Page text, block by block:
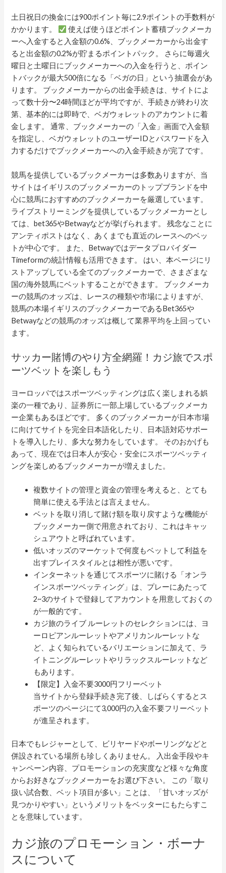
土日祝日の換金には900ポイント毎に2.9ポイントの手数料が
かかります。
使えば使うほどポイント蓄積ブックメーカ
ーへ入金すると入金額の0.6%、ブックメーカーから出金す
ると出金額の0.2%が貯まるポイントパック。 さらに毎週火
曜日と土曜日にブックメーカーへの入金を行うと、ポイン
トバックが最大500倍になる「ベガの日」という抽選会があ
ります。 ブックメーカーからの出金手続きは、サイトによ
って数十分〜24時間ほどが平均ですが、手続きが終わり次
第、基本的には即時で、ベガウォレットのアカウントに着
金します。 通常、ブックメーカーの「入金」画面で入金額
を指定し、ベガウォレットのユーザーIDとパスワードを入
力するだけでブックメーカーへの入金手続きが完了です。
競馬を提供しているブックメーカーは多数ありますが、当
サイトはイギリスのブックメーカーのトップブランドを中
心に競馬におすすめのブックメーカーを厳選しています。
ライブストリーミングを提供しているブックメーカーとし
ては、bet365やBetwayなどが挙げられます。 残念なことに
アンティポストはなく、あくまでも直近のレースへのベッ
トが中心です。 また、Betwayではデータプロバイダー
Timeformの統計情報も活用できます。 はい、本ページにリ
ストアップしている全てのブックメーカーで、さまざまな
国の海外競馬にベットすることができます。 ブックメーカ
ーの競馬のオッズは、レースの種類や市場によりますが、
競馬の本場イギリスのブックメーカーであるBet365や
Betwayなどの競馬のオッズは概して業界平均を上回ってい
ます。
サッカー賭博のやり方全網羅！カジ旅でスポ
ーツベットを楽しもう
ヨーロッパではスポーツベッティングは広く楽しまれる娯
楽の一種であり、証券所に一部上場しているブックメーカ
ー企業もあるほどです。 多くのブックメーカーが日本市場
に向けてサイトを完全日本語化したり、日本語対応サポー
トを導入したり、多大な努力をしています。 そのおかげも
あって、現在では日本人が安心・安全にスポーツベッティ
ングを楽しめるブックメーカーが増えました。
複数サイトの管理と資金の管理を考えると、とても
簡単に使える手法とは言えません。
ベットを取り消して賭け額を取り戻すような機能が
ブックメーカー側で用意されており、これはキャッ
シュアウトと呼ばれています。
低いオッズのマーケットで何度もベットして利益を
出すプレイスタイルとは相性が悪いです。
インターネットを通じてスポーツに賭ける「オンラ
インスポーツベッティング」は、プレーにあたって
2~3のサイトで登録してアカウントを用意しておくの
が一般的です。
カジ旅のライブ ルーレットのセレクションには、ヨ
ーロピアンルーレットやアメリカンルーレットな
ど、よく知られているバリエーションに加えて、ラ
イトニングルーレットやリラックスルーレットなど
もあります。
【限定】入金不要3000円フリーベット
当サイトから登録手続き完了後、しばらくするとス
ポーツのページにて3,000円の入金不要フリーベット
が進呈されます。
日本でもレジャーとして、ビリヤードやボーリングなどと
併設されている場所も珍しくありません。 入出金手段やキ
ャンペーン内容、プロモーションの充実度など様々な角度
からお好きなブックメーカーをお選び下さい。 この「取り
扱い試合数、ベット項目が多い」ことは、「甘いオッズが
見つかりやすい」というメリットをベッターにもたらすこ
とを意味しています。
カジ旅のプロモーション・ボーナ
スについて